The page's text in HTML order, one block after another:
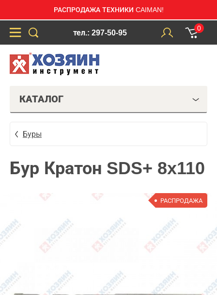
РАСПРОДАЖА ТЕХНИКИ CAIMAN!
тел.: 297-50-95
0
КАТАЛОГ
Буры
Бур Кратон SDS+ 8x110
РАСПРОДАЖА